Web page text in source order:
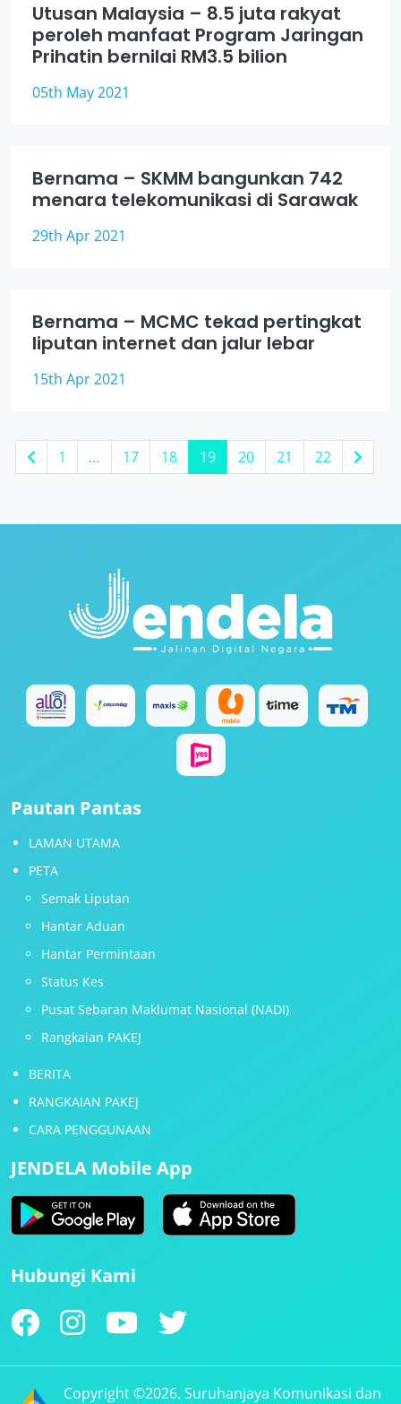
Utusan Malaysia – 8.5 juta rakyat
peroleh manfaat Program Jaringan
Prihatin bernilai RM3.5 bilion
05th May 2021
Bernama – SKMM bangunkan 742
menara telekomunikasi di Sarawak
29th Apr 2021
Bernama – MCMC tekad pertingkat
liputan internet dan jalur lebar
15th Apr 2021
1 … 17 18 19 20 21 22
Pautan Pantas
LAMAN UTAMA
PETA
Semak Liputan
Hantar Aduan
Hantar Permintaan
Status Kes
Pusat Sebaran Maklumat Nasional (NADI)
Rangkaian PAKEJ
BERITA
RANGKAIAN PAKEJ
CARA PENGGUNAAN
JENDELA Mobile App
Hubungi Kami
Copyright ©2026. Suruhanjaya Komunikasi dan